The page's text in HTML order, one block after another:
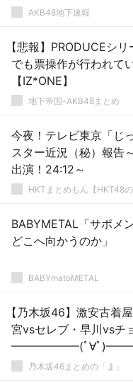
AKB48地下速報
【悲報】PRODUCEシ
でも票操作が行われて
【IZ*ONE】
地下帝国-AKB48まとめ
今夜！テレビ東京「じ
スター近況（秘）報告
出演！24:12～
HKTまとめもん【HKT48の
BABYMETAL「サポメ
どこへ向かうのか」
BABYmatoMETAL
【乃木坂46】激安古着
宮vsセレブ・早川vsチ
━━━━━━(ﾟ∀ﾟ
乃木坂46まとめの「ま」